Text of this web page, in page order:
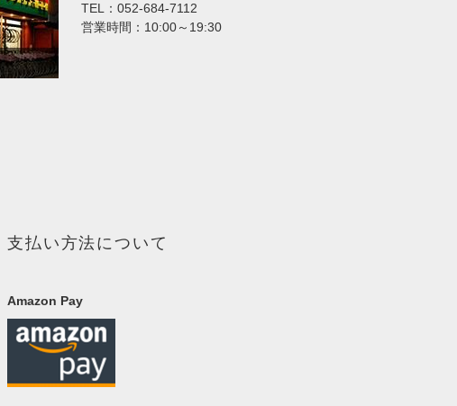
TEL：052-684-7112
営業時間：10:00～19:30
支払い方法について
Amazon Pay